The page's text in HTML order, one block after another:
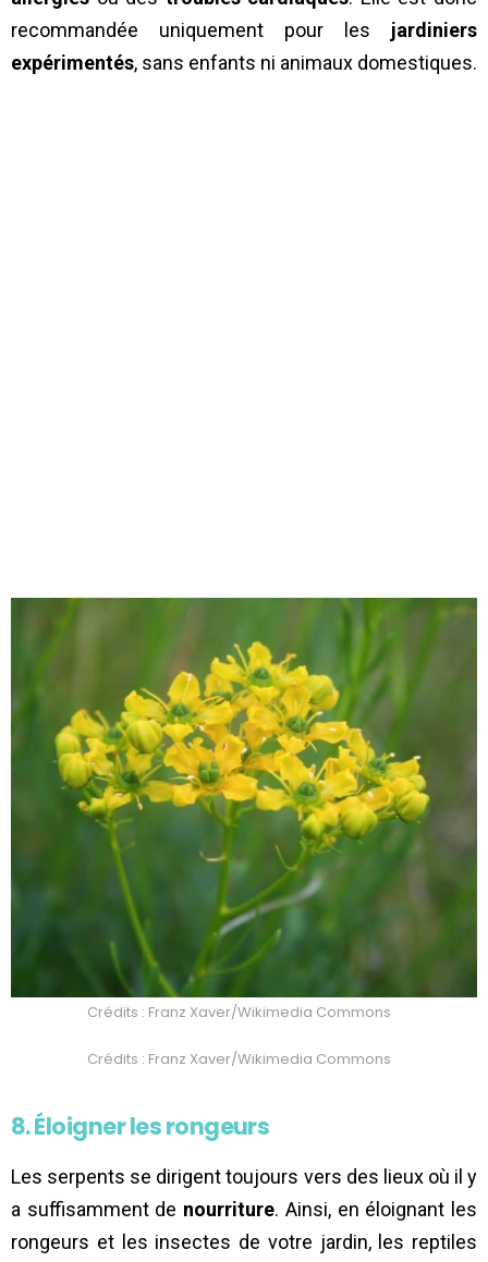
recommandée uniquement pour les jardiniers
expérimentés, sans enfants ni animaux domestiques.
Crédits : Franz Xaver/Wikimedia Commons
Crédits : Franz Xaver/Wikimedia Commons
8. Éloigner les rongeurs
Les serpents se dirigent toujours vers des lieux où il y
a suffisamment de nourriture. Ainsi, en éloignant les
rongeurs et les insectes de votre jardin, les reptiles